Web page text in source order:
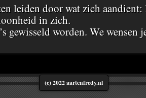
leiden door wat zich
in zich.
gewisseld worden. We
(c) 2022 aartenfredy.nl